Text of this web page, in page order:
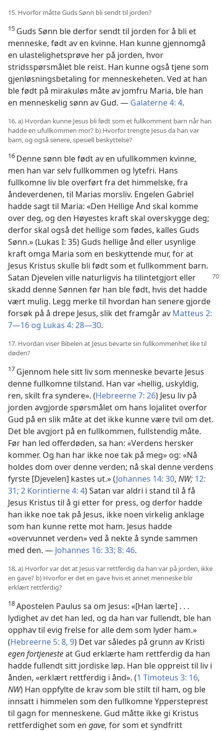
15. Hvorfor måtte Guds Sønn bli sendt til jorden?
15 Guds Sønn ble derfor sendt til jorden for å bli et
menneske, født av en kvinne. Han kunne gjennomgå
en ulastelighetsprøve her på jorden, hvor
stridsspørsmålet ble reist. Han kunne også tjene som
gjenløsningsbetaling for menneskeheten. Ved at han
ble født på mirakuløs måte av jomfru Maria, ble han
en menneskelig sønn av Gud. — Galaterne 4: 4.
16. a) Hvordan kunne Jesus bli født som et fullkomment barn når han
hadde en ufullkommen mor? b) Hvorfor trengte Jesus da han var
barn, og også senere, spesiell beskyttelse?
16 Denne sønn ble født av en ufullkommen kvinne,
men han var selv fullkommen og lytefri. Hans
fullkomne liv ble overført fra det himmelske, fra
åndeverdenen, til Marias morsliv. Engelen Gabriel
hadde sagt til Maria: «Den Hellige Ånd skal komme
over deg, og den Høyestes kraft skal overskygge deg;
derfor skal også det hellige som fødes, kalles Guds
Sønn.» (Lukas I: 35) Guds hellige ånd eller usynlige
kraft omga Maria som en beskyttende mur, for at
Jesus Kristus skulle bli født som et fullkomment barn.
Satan Djevelen ville naturligvis ha tilintetgjort eller
skadd denne Sønnen før han ble født, hvis det hadde
vært mulig. Legg merke til hvordan han senere gjorde
forsøk på å drepe Jesus, slik det framgår av Matteus 2:
7—16 og Lukas 4: 28—30.
17. Hvordan viser Bibelen at Jesus bevarte sin fullkommenhet like til
døden?
17 Gjennom hele sitt liv som menneske bevarte Jesus
denne fullkomne tilstand. Han var «hellig, uskyldig,
ren, skilt fra syndere». (Hebreerne 7: 26) Jesu liv på
jorden avgjorde spørsmålet om hans lojalitet overfor
Gud på en slik måte at det ikke kunne være tvil om det.
Det ble avgjort på en fullkommen, fullstendig måte.
Før han led offerdøden, sa han: «Verdens hersker
kommer. Og han har ikke noe tak på meg» og: «Nå
holdes dom over denne verden; nå skal denne verdens
fyrste [Djevelen] kastes ut.» (Johannes 14: 30, NW; 12:
31; 2 Korintierne 4: 4) Satan var aldri i stand til å få
Jesus Kristus til å gi etter for press, og derfor hadde
han ikke noe tak på Jesus, ikke noen virkelig anklage
som han kunne rette mot ham. Jesus hadde
«overvunnet verden» ved å nekte å synde sammen
med den. — Johannes 16: 33; 8: 46.
18. a) Hvorfor var det at Jesus var rettferdig da han var på jorden, ikke
en gave? b) Hvorfor er det en gave hvis et annet menneske blir
erklært rettferdig?
18Apostelen Paulus sa om Jesus: «[Han lærte] . . .
lydighet av det han led, og da han var fullendt, ble han
opphav til evig frelse for alle dem som lyder ham.»
(Hebreerne 5: 8, 9) Det var således på grunn av Kristi
egen fortjenesteat Gud erklærte ham rettferdig da han
hadde fullendt sitt jordiske løp. Han ble oppreist til liv i
ånden, «erklært rettferdig i ånd». (1 Timoteus 3: 16,
NW) Han oppfylte de krav som ble stilt til ham, og ble
innsatt i himmelen som den fullkomne Yppersteprest
til gagn for menneskene. Gud måtte ikke gi Kristus
rettferdighet som en gave, for som et syndfritt